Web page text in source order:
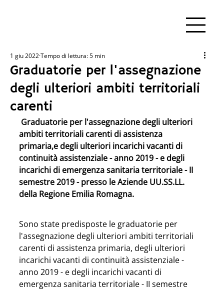
Graduatorie per l'assegnazione
degli ulteriori ambiti territoriali
carenti
1 giu 2022Tempo di lettura: 5 min
Graduatorie per l'assegnazione degli ulteriori
ambiti territoriali carenti di assistenza
primaria,e degli ulteriori incarichi vacanti di
continuità assistenziale - anno 2019 - e degli
incarichi di emergenza sanitaria territoriale - II
semestre 2019 - presso le Aziende UU.SS.LL.
della Regione Emilia Romagna.
Sono state predisposte le graduatorie per
l'assegnazione degli ulteriori ambiti territoriali
carenti di assistenza primaria, degli ulteriori
incarichi vacanti di continuità assistenziale -
anno 2019 - e degli incarichi vacanti di
emergenza sanitaria territoriale - II semestre